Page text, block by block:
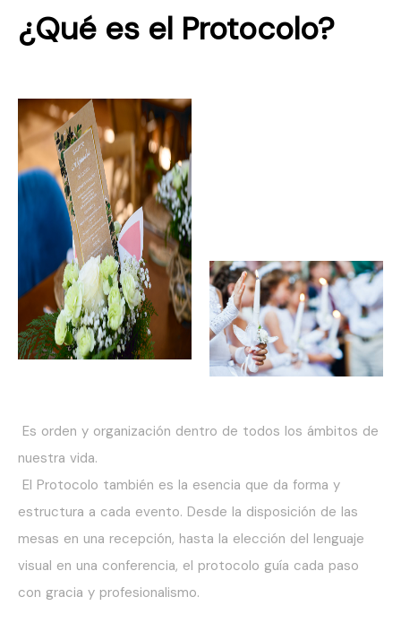
¿Qué es el Protocolo?
Es orden y organización dentro de todos los ámbitos de
nuestra vida.
El Protocolo también es la esencia que da forma y
estructura a cada evento. Desde la disposición de las
mesas en una recepción, hasta la elección del lenguaje
visual en una conferencia, el protocolo guía cada paso
con gracia y profesionalismo.